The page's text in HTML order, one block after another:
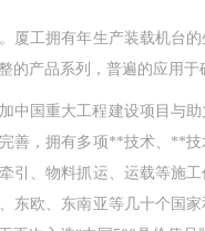
拥有年生产装载机台的
产品系列，普遍的应用于
重大工程建设项目与助
善，拥有多项**技术、**
引、物料抓运、运载等施
东欧、东南亚等几十个国